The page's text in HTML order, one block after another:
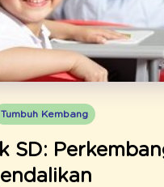
Tumbuh Kembang
SD: